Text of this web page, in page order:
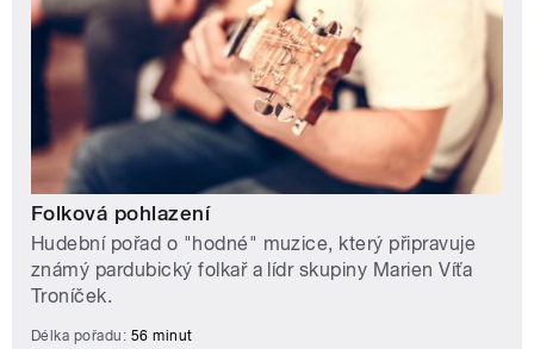
Folková pohlazení
Hudební pořad o "hodné" muzice, který připravuje
známý pardubický folkař a lídr skupiny Marien Víťa
Troníček.
Délka pořadu: 56 minut